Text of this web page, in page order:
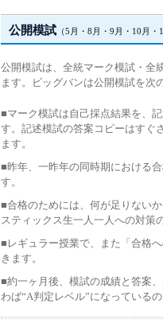
公開模試 （5月・8月・9月・10月・
公開模試は、全統マーク模試・全
ます。ビッグバンは公開模試を次
■マーク模試は自己採点結果を、
す。記述模試の答案コピーはすぐ
ます。
■昨年、一昨年の同時期における
す。
■合格のためには、何が足りない
スティックス生一人一人への対策
■レギュラー授業で、また「合格
きます。
■約一ヶ月後、模試の成績と答案
わば“A判定レベル”になっている